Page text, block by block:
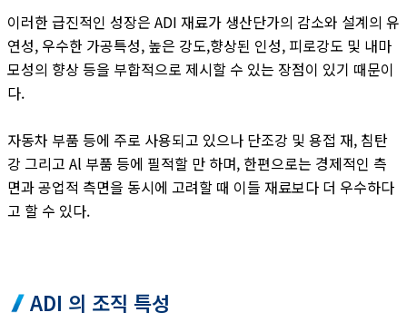
이러한 급진적인 성장은 ADI 재료가 생산단가의 감소와 설계의 유
연성, 우수한 가공특성, 높은 강도,향상된 인성, 피로강도 및 내마
모성의 향상 등을 부합적으로 제시할 수 있는 장점이 있기 때문이
다.
자동차 부품 등에 주로 사용되고 있으나 단조강 및 용접 재, 침탄
강 그리고 Al 부품 등에 필적할 만 하며, 한편으로는 경제적인 측
면과 공업적 측면을 동시에 고려할 때 이들 재료보다 더 우수하다
고 할 수 있다.
ADI 의 조직 특성